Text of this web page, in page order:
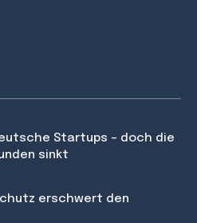
Startups – doch die
sinkt
erschwert den